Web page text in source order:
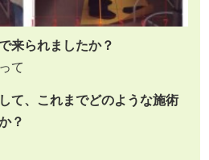
来られましたか？
て
て、これまでどのような施術
？